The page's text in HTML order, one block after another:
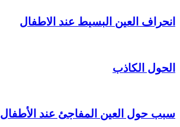
انحراف العين البسيط عند الاطفال
الحول الكاذب
سبب حول العين المفاجئ عند الأطفال